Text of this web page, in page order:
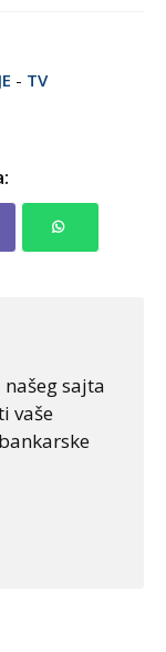
- TV
sajta
vaše